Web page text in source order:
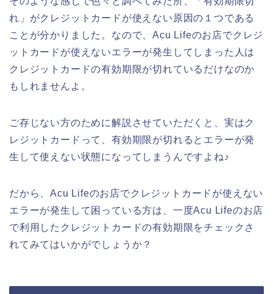
れ」がクレジットカードが使えない原因の１つである
ことが分かりました。なので、Acu Lifeのお店でクレジ
ットカードが使えないエラーが発生してしまった人は
クレジットカードの有効期限が切れているだけなのか
もしれませんよ。
ご存じない方のために解説させていただくと、実はク
レジットカードって、有効期限が切れるとエラーが発
生して使えない状態になってしまうんですよね♪
だから、Acu Lifeのお店でクレジットカードが使えない
エラーが発生して困っている方は、一度Acu Lifeのお店
で利用したクレジットカードの有効期限をチェックさ
れてみてはいかがでしょうか？